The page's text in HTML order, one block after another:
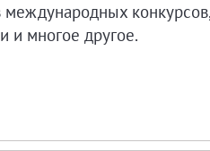
международных
и многое другое.